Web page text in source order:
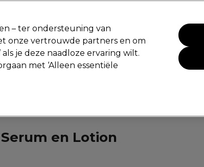
interieur Mannen Vegan Nieuwe producten
Serum en Lotion
– ter ondersteuning van
onze vertrouwde partners en om
je deze naadloze ervaring wilt.
met ‘Alleen essentiële